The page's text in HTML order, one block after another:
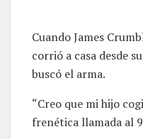
Cuando James
corrió a casa desde
buscó el arma.
“Creo que mi hijo
frenética llamada al